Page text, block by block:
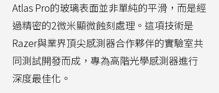
Atlas Pro的玻璃表面並非單純的平滑，而是經
過精密的2微米顯微蝕刻處理。這項技術是
Razer與業界頂尖感測器合作夥伴的實驗室共
同測試開發而成，專為高階光學感測器進行
深度最佳化。